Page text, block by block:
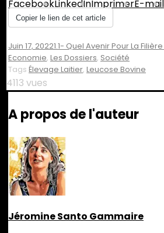
FacebookLinkedInImprimerE-mail
Copier le lien de cet article
Juin 17, 20221.1- Quel Avenir Pour La
Economie, Les Dossiers, Société
Tags Élevage Laitier, Leucose Bovine
4113 vues
A propos de l'auteur
Jéromine Santo Gammaire